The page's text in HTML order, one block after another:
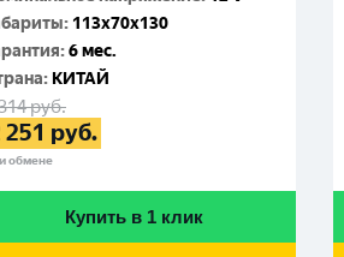
: 113x70x130
:6 мес.
: КИТАЙ
руб.
251 руб.
обмене
Купить в 1 клик